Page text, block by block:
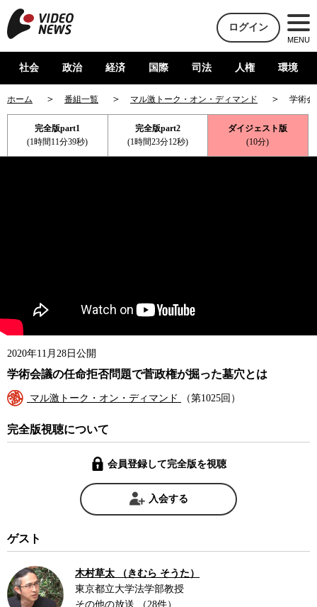
ログイン
MENU
社会 政治 経済 国際 司法 人権 環境
ホーム 番組一覧 マル激トーク・オン・ディマンド 学術会
完全版part1
(1時間11分39秒)
完全版part2
(1時間23分12秒)
ダイジェスト版
(10分)
2020年11月28日公開
学術会議の任命拒否問題で菅政権が掘った墓穴とは
マル激トーク・オン・ディマンド （第1025回）
完全版視聴について
会員登録して完全版を視聴
入会する
ゲスト
木村草太 （きむら そうた）
東京都立大学法学部教授
その他の放送 （28件）